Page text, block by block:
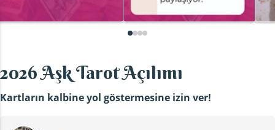
2026 Aşk Tarot Açılımı
Kartların kalbine yol göstermesine izin ver!